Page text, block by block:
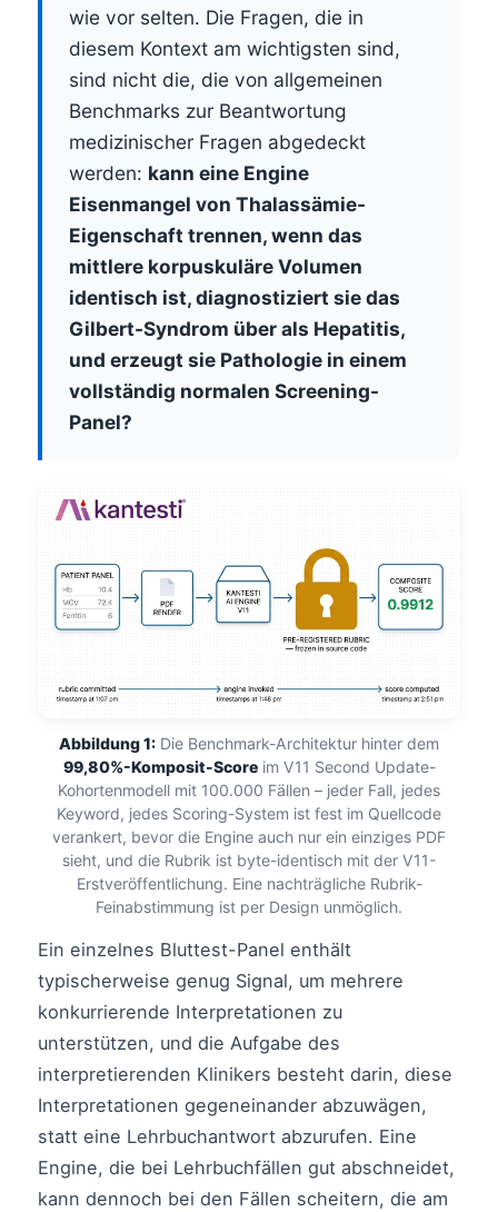
wie vor selten. Die Fragen, die in
diesem Kontext am wichtigsten sind,
sind nicht die, die von allgemeinen
Benchmarks zur Beantwortung
medizinischer Fragen abgedeckt
werden: kann eine Engine
Eisenmangel von Thalassämie-
Eigenschaft trennen, wenn das
mittlere korpuskuläre Volumen
identisch ist, diagnostiziert sie das
Gilbert-Syndrom über als Hepatitis,
und erzeugt sie Pathologie in einem
vollständig normalen Screening-
Panel?
Abbildung 1: Die Benchmark-Architektur hinter dem
99,80%-Komposit-Scoreim V11 Second Update-
Kohortenmodell mit 100.000 Fällen – jeder Fall, jedes
Keyword, jedes Scoring-System ist fest im Quellcode
verankert, bevor die Engine auch nur ein einziges PDF
sieht, und die Rubrik ist byte-identisch mit der V11-
Erstveröffentlichung. Eine nachträgliche Rubrik-
Feinabstimmung ist per Design unmöglich.
Ein einzelnes Bluttest-Panel enthält
typischerweise genug Signal, um mehrere
konkurrierende Interpretationen zu
unterstützen, und die Aufgabe des
interpretierenden Klinikers besteht darin, diese
Interpretationen gegeneinander abzuwägen,
statt eine Lehrbuchantwort abzurufen. Eine
Engine, die bei Lehrbuchfällen gut abschneidet,
kann dennoch bei den Fällen scheitern, die am